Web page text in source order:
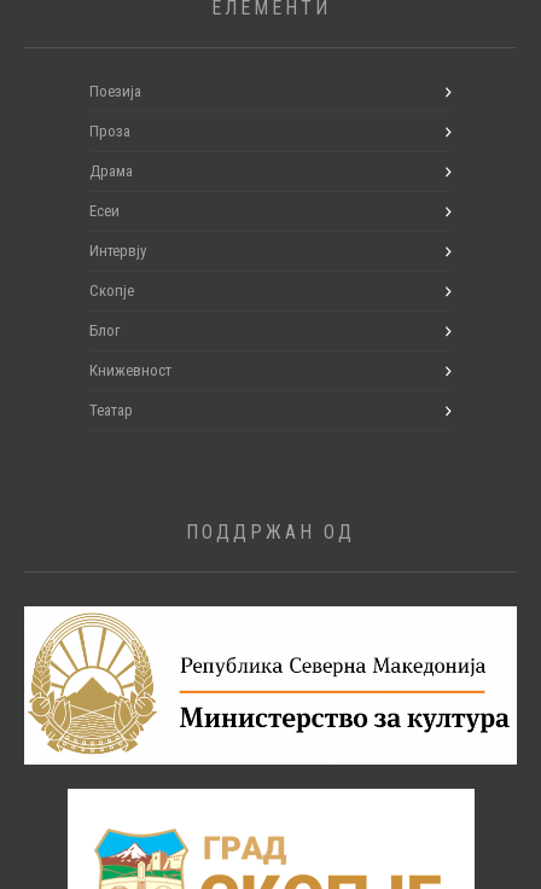
ЕЛЕМЕНТИ
Поезија
Проза
Драма
Есеи
Интервју
Скопје
Блог
Книжевност
Театар
ПОДДРЖАН ОД